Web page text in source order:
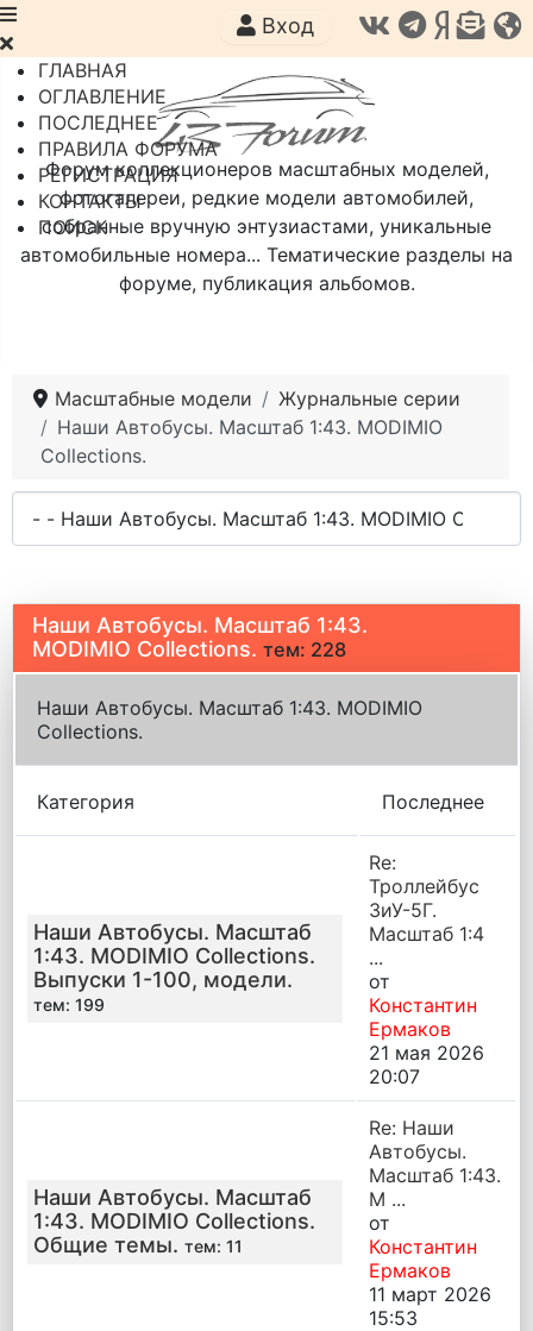
Форум коллекционеров масштабных моделей,
фотогалереи, редкие модели автомобилей,
собранные вручную энтузиастами, уникальные
автомобильные номера... Тематические разделы на
форуме, публикация альбомов.
Вход
ГЛАВНАЯ
ОГЛАВЛЕНИЕ
ПОСЛЕДНЕЕ
ПРАВИЛА ФОРУМА
РЕГИСТРАЦИЯ
КОНТАКТЫ
ПОИСК
Масштабные модели
Журнальные серии
Наши Автобусы. Масштаб 1:43. MODIMIO
Collections.
Наши Автобусы. Масштаб 1:43.
MODIMIO Collections. тем: 228
Наши Автобусы. Масштаб 1:43. MODIMIO
Collections.
Категория Последнее
Наши Автобусы. Масштаб
1:43. MODIMIO Collections.
Выпуски 1-100, модели.
тем: 199
Re:
Троллейбус
ЗиУ-5Г.
Масштаб 1:4
...
от
Константин
Ермаков
21 мая 2026
20:07
Наши Автобусы. Масштаб
1:43. MODIMIO Collections.
Общие темы. тем: 11
Re: Наши
Автобусы.
Масштаб 1:43.
M ...
от
Константин
Ермаков
11 март 2026
15:53